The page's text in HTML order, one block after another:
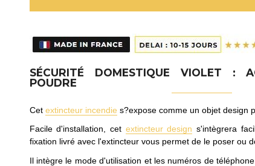
SÉCURITÉ DOMESTIQUE VIOLET :
POUDRE
Cet extincteur incendie s?expose comme un objet design
Facile d'installation, cet extincteur design s'intègrera
fixation livré avec l'extincteur vous permet de le poser ou
Il intègre le mode d'utilisation et les numéros de